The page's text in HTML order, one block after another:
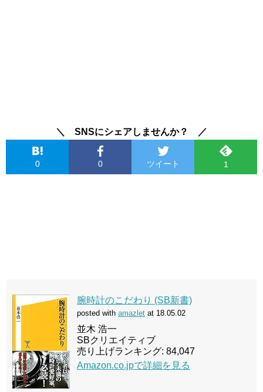
＼ SNSにシェアしませんか？ ／
0 0 ツイート 1
腕時計のこだわり (SB新書)
posted with amazlet at 18.05.02
並木 浩一
SBクリエイティブ
売り上げランキング: 84,047
Amazon.co.jpで詳細を見る